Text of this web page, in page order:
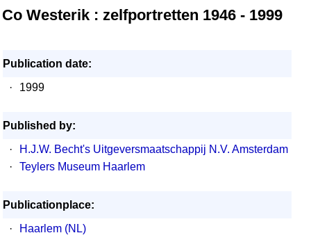
Co Westerik : zelfportretten 1946 - 1999
Publication date:
·
1999
Published by:
·
H.J.W. Becht's Uitgeversmaatschappij N.V. Amsterdam
·
Teylers Museum Haarlem
Publicationplace:
·
Haarlem (NL)